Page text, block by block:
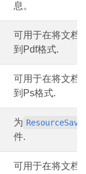
息。
可用于在将文档
到Pdf格式.
可用于在将文档
到Ps格式.
为
件.
可用于在将文档